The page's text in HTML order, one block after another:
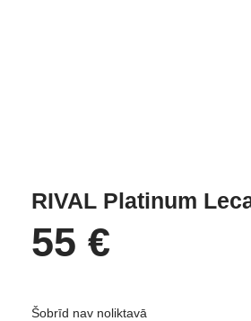
RIVAL Platinum
55 €
Šobrīd nav noliktavā